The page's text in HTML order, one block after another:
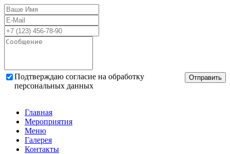
Подтверждаю согласие на обработку
персональных данных
Отправить
Главная
Мероприятия
Меню
Галерея
Контакты